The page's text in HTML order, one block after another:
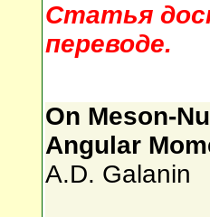
Статья
переводе.
On Meson-
Angular
A.D. Galanin